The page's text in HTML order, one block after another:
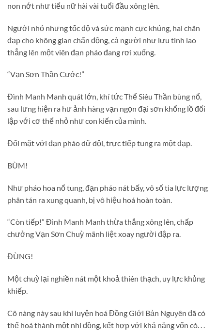
non nớt như tiểu nữ hài vài tuổi đầu xông lên.
Người nhỏ nhưng tốc độ và sức mạnh cực khủng, hai chân
đạp cho không gian chấn động, cả người như lưu tinh lao
thẳng lên một viên đạn pháo đang rơi xuống.
“Vạn Sơn Thần Cước!”
Đình Manh Manh quát lớn, khí tức Thể Siêu Thần bùng nổ,
sau lưng hiện ra hư ảnh hàng vạn ngọn đại sơn khổng lồ đối
lập với cơ thể nhỏ như con kiến của mình.
Đối mặt với đạn pháo dữ dội, trực tiếp tung ra một đạp.
BÙM!
Như pháo hoa nổ tung, đạn pháo nát bấy, vô số tia lực lượng
phân tán ra xung quanh, bị vô hiệu hoá hoàn toàn.
“Còn tiếp!” Đình Manh Manh thừa thắng xông lên, chấp
chưởng Vạn Sơn Chuỳ mãnh liệt xoay người đập ra.
ĐÙNG!
Một chuỳ lại nghiền nát một khoả thiên thạch, uy lực khủng
khiếp.
Cô nàng này sau khi luyện hoá Đồng Giới Bản Nguyên đã có
thể hoá thành một nhi đồng, kết hợp với khả năng vốn có. . .